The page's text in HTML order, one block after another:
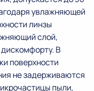
увлажняющей
линзы
слой,
дискомфорту. В
поверхности
не задерживаются
пыли,